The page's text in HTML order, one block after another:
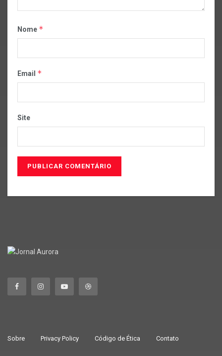
Nome *
Email *
Site
Sobre Privacy Policy Código de Ética Contato